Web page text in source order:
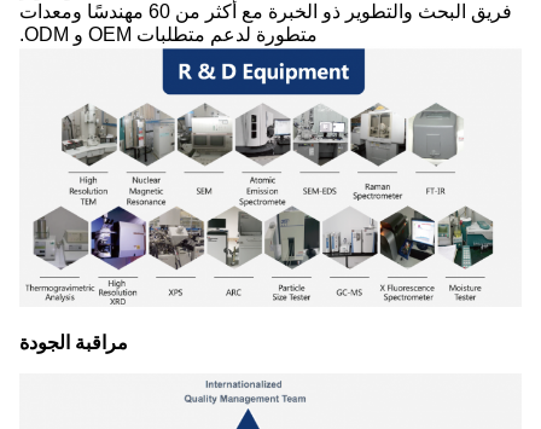
فريق البحث والتطوير ذو الخبرة مع أكثر من 60 مهندسًا ومعدات
متطورة لدعم متطلبات OEM و ODM.
مراقبة الجودة